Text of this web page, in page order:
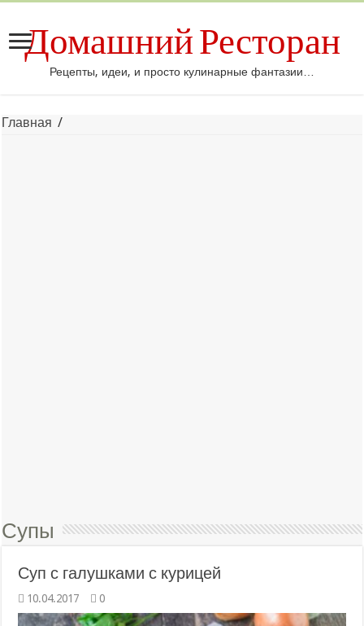
Домашний Ресторан
Рецепты, идеи, и просто кулинарные фантазии…
Главная /
Супы
Суп с галушками с курицей
10.04.2017 0